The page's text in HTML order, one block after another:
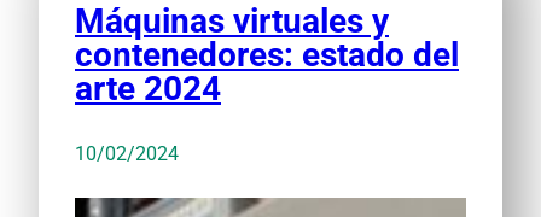
Máquinas virtuales y
contenedores: estado del
arte 2024
10/02/2024